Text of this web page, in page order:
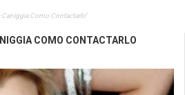
Como Contactarlo"
COMO CONTACTARLO